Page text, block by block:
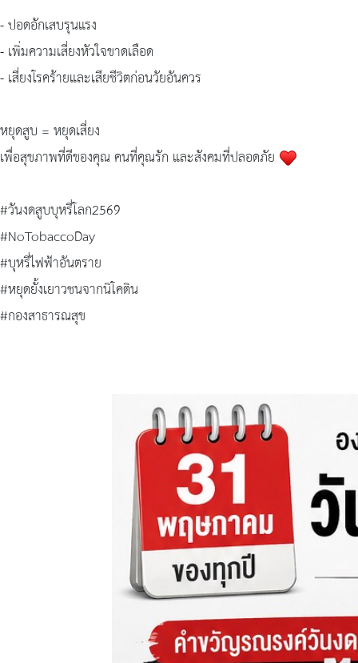
- ปอดอักเสบรุนแรง
- เพิ่มความเสี่ยงหัวใจขาดเลือด
- เสี่ยงโรคร้ายและเสียชีวิตก่อนวัยอันควร
หยุดสูบ = หยุดเสี่ยง
เพื่อสุขภาพที่ดีของคุณ คนที่คุณรัก และสังคมที่ปลอดภัย
#วันงดสูบบุหรี่โลก2569
#NoTobaccoDay
#บุหรี่ไฟฟ้าอันตราย
#หยุดยั้งเยาวชนจากนิโคติน
#กองสาธารณสุข